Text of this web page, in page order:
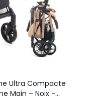
Ultra Compacte
Main – Noix -